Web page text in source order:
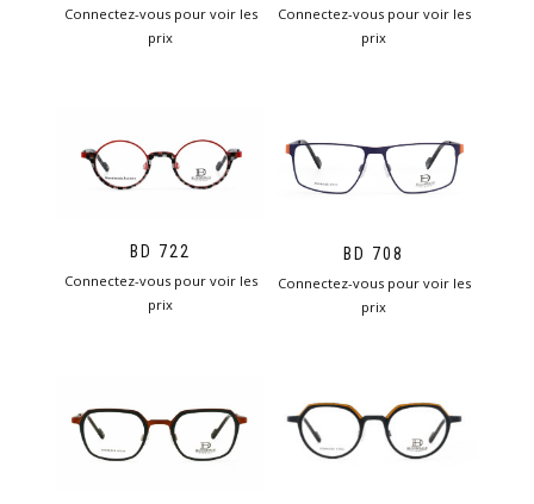
Connectez-vous pour voir les
prix
Connectez-vous pour voir les
prix
BD 722
Connectez-vous pour voir les
prix
BD 708
Connectez-vous pour voir les
prix